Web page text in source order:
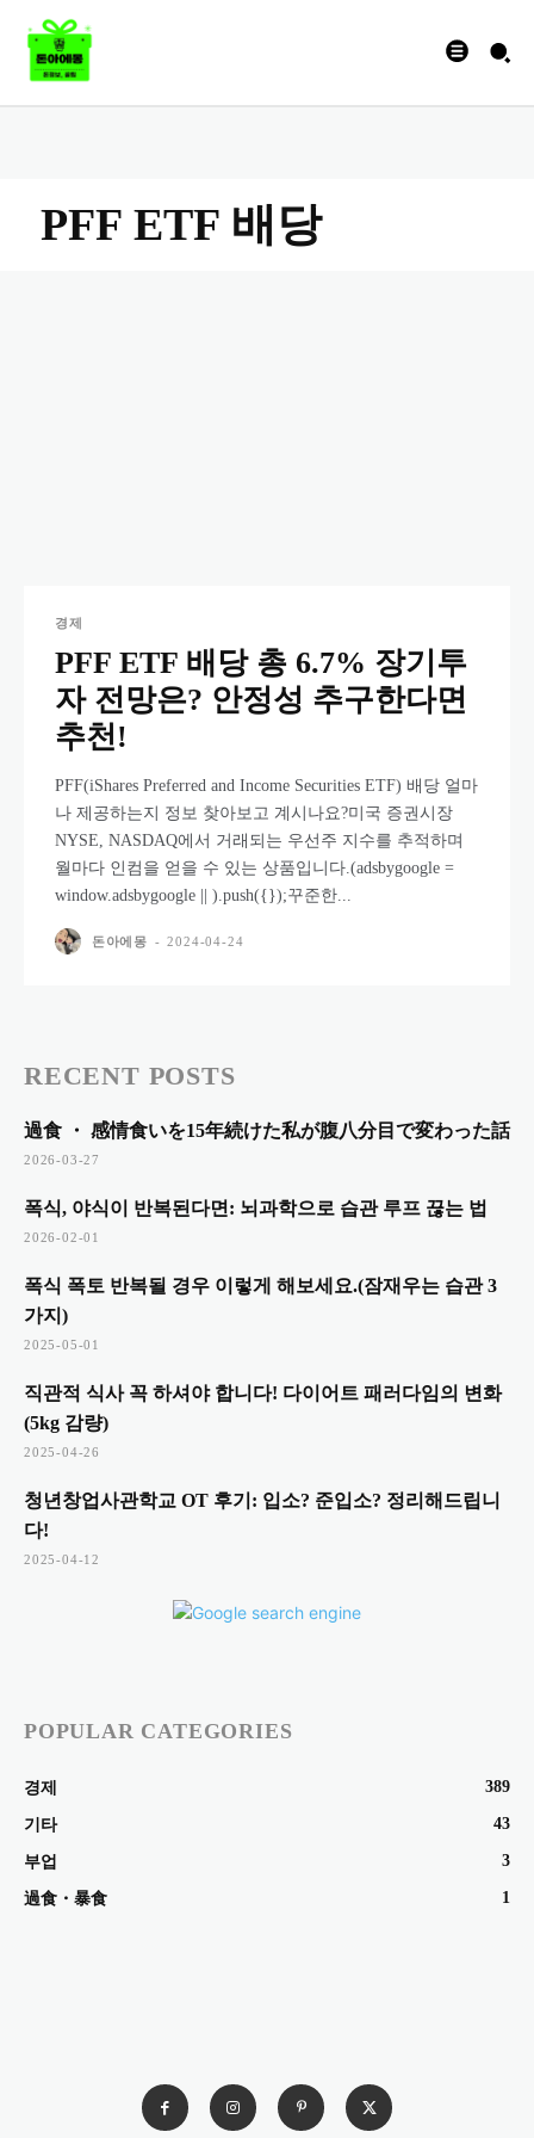
PFF ETF 배당
경제
PFF ETF 배당 총 6.7% 장기투
자 전망은? 안정성 추구한다면
추천!
PFF(iShares Preferred and Income Securities ETF) 배당 얼마
나 제공하는지 정보 찾아보고 계시나요?미국 증권시장
NYSE, NASDAQ에서 거래되는 우선주 지수를 추적하며
월마다 인컴을 얻을 수 있는 상품입니다.(adsbygoogle =
window.adsbygoogle || ).push({});꾸준한...
돈아에몽 - 2024-04-24
RECENT POSTS
過食 ・ 感情食いを15年続けた私が腹八分目で変わった話
2026-03-27
폭식, 야식이 반복된다면: 뇌과학으로 습관 루프 끊는 법
2026-02-01
폭식 폭토 반복될 경우 이렇게 해보세요.(잠재우는 습관 3
가지)
2025-05-01
직관적 식사 꼭 하셔야 합니다! 다이어트 패러다임의 변화
(5kg 감량)
2025-04-26
청년창업사관학교 OT 후기: 입소? 준입소? 정리해드립니
다!
2025-04-12
POPULAR CATEGORIES
경제 389
기타 43
부업 3
過食・暴食 1